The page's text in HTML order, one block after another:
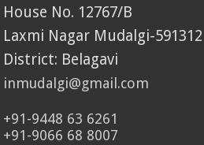
House No. 12767/B
Laxmi Nagar Mudalgi-591312
District: Belagavi
inmudalgi@gmail.com
+91-9448 63 6261
+91-9066 68 8007